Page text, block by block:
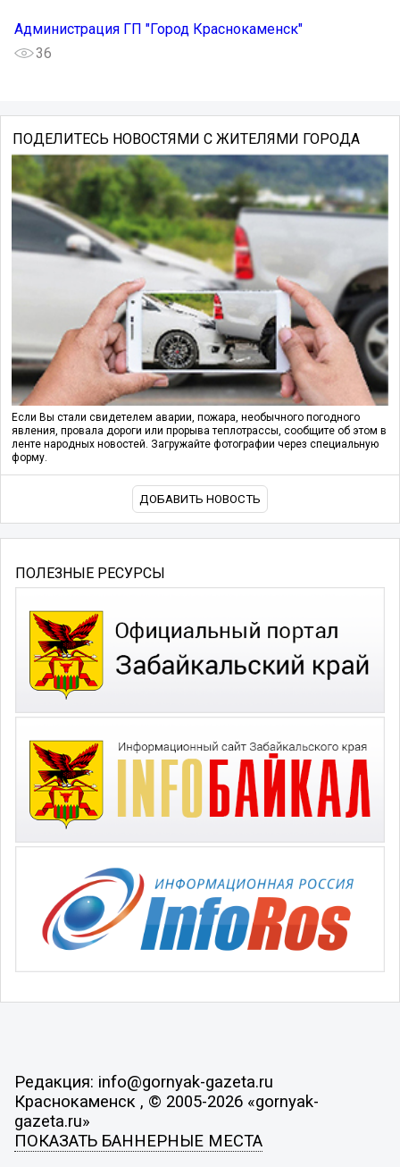
Администрация ГП "Город Краснокаменск"
36
ПОДЕЛИТЕСЬ НОВОСТЯМИ С ЖИТЕЛЯМИ ГОРОДА
Если Вы стали свидетелем аварии, пожара, необычного погодного
явления, провала дороги или прорыва теплотрассы, сообщите об этом в
ленте народных новостей. Загружайте фотографии через специальную
форму.
ДОБАВИТЬ НОВОСТЬ
ПОЛЕЗНЫЕ РЕСУРСЫ
Редакция: info@gornyak-gazeta.ru
Краснокаменск , © 2005-2026 «gornyak-
gazeta.ru»
ПОКАЗАТЬ БАННЕРНЫЕ МЕСТА